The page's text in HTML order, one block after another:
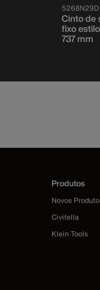
5268N29D
Cinto de
fixo
737 mm
Produtos
Novos
Civitella
Klein Tools